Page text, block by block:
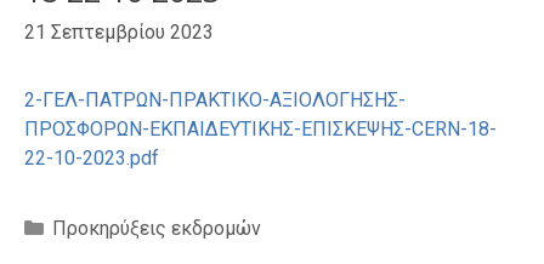
21 Σεπτεμβρίου 2023
2-ΓΕΛ-ΠΑΤΡΩΝ-ΠΡΑΚΤΙΚΟ-ΑΞΙΟΛΟΓΗΣΗΣ-
ΠΡΟΣΦΟΡΩΝ-ΕΚΠΑΙΔΕΥΤΙΚΗΣ-ΕΠΙΣΚΕΨΗΣ-CERN-18-
22-10-2023.pdf
Κατηγορίες
Προκηρύξεις εκδρομών